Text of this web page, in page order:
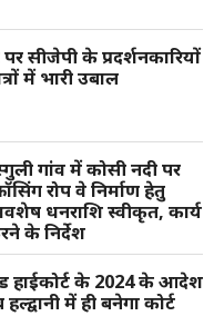
सीजेपी के प्रदर्शनकारियों
में भारी उबाल
गांव में कोसी नदी पर
रोप वे निर्माण हेतु
धनराशि स्वीकृत, कार्य
के निर्देश
हाईकोर्ट के 2024 के आदेश
में ही बनेगा कोर्ट